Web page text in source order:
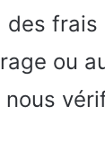
frais
ou